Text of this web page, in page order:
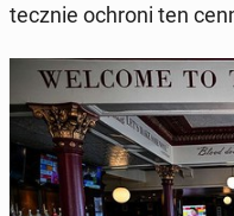
tecz­nie ochroni ten